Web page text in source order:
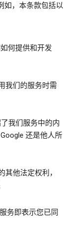
如，本条款包括以
何提供和开发
我们的服务时需
我们服务中的内
还是他人所
其他法定权利，
务即表示您已同